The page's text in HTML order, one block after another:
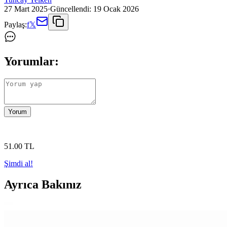
27 Mart 2025·Güncellendi: 19 Ocak 2026
Paylaş:f𝕏
Yorumlar:
Yorum
51 .00 TL
Şimdi al!
Ayrıca Bakınız